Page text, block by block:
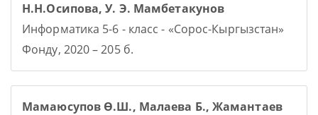
Н.Н.Осипова, У. Э. Мамбетакунов
Информатика 5-6 - класс - «Сорос-Кыргызстан»
Фонду, 2020 – 205 б.
Мамаюсупов Ө.Ш., Малаева Б., Жамантаев